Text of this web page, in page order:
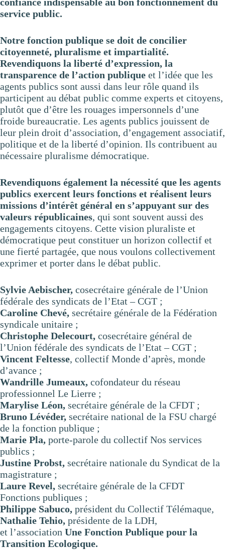
service public.
Notre fonction publique se doit de concilier
citoyenneté, pluralisme et impartialité.
Revendiquons la liberté d’expression, la
transparence de l’action publique et l’idée que les
agents publics sont aussi dans leur rôle quand ils
participent au débat public comme experts et citoyens,
plutôt que d’être les rouages impersonnels d’une
froide bureaucratie. Les agents publics jouissent de
leur plein droit d’association, d’engagement associatif,
politique et de la liberté d’opinion. Ils contribuent au
nécessaire pluralisme démocratique.
Revendiquons également la nécessité que les agents
publics exercent leurs fonctions et réalisent leurs
missions d’intérêt général en s’appuyant sur des
valeurs républicaines, qui sont souvent aussi des
engagements citoyens. Cette vision pluraliste et
démocratique peut constituer un horizon collectif et
une fierté partagée, que nous voulons collectivement
exprimer et porter dans le débat public.
Sylvie Aebischer, cosecrétaire générale de l’Union
fédérale des syndicats de l’Etat – CGT ;
Caroline Chevé, secrétaire générale de la Fédération
syndicale unitaire ;
Christophe Delecourt, cosecrétaire général de
l’Union fédérale des syndicats de l’Etat – CGT ;
Vincent Feltesse, collectif Monde d’après, monde
d’avance ;
Wandrille Jumeaux, cofondateur du réseau
professionnel Le Lierre ;
Marylise Léon, secrétaire générale de la CFDT ;
Bruno Lévéder, secrétaire national de la FSU chargé
de la fonction publique ;
Marie Pla, porte-parole du collectif Nos services
publics ;
Justine Probst, secrétaire nationale du Syndicat de la
magistrature ;
Laure Revel, secrétaire générale de la CFDT
Fonctions publiques ;
Philippe Sabuco, président du Collectif Télémaque,
Nathalie Tehio, présidente de la LDH,
et l’association Une Fonction Publique pour la
Transition Ecologique.